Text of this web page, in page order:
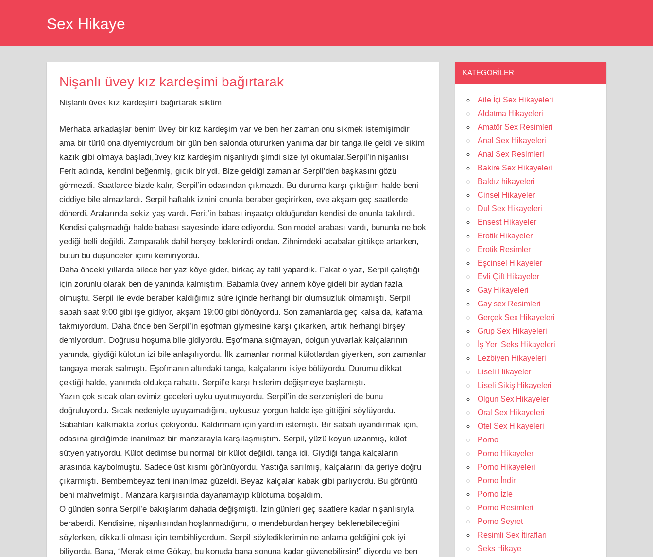
Sex Hikaye
Nişanlı üvey kız kardeşimi bağırtarak
Nişlanlı üvek kız kardeşimi bağırtarak siktim
Merhaba arkadaşlar benim üvey bir kız kardeşim var ve ben her zaman onu sikmek istemişimdir
ama bir türlü ona diyemiyordum bir gün ben salonda otururken yanıma dar bir tanga ile geldi ve sikim
kazık gibi olmaya başladı,üvey kız kardeşim nişanlıydı şimdi size iyi okumalar.Serpil’in nişanlısı
Ferit adında, kendini beğenmiş, gıcık biriydi. Bize geldiği zamanlar Serpil’den başkasını gözü
görmezdi. Saatlarce bizde kalır, Serpil’in odasından çıkmazdı. Bu duruma karşı çıktığım halde beni
ciddiye bile almazlardı. Serpil haftalık iznini onunla beraber geçirirken, eve akşam geç saatlerde
dönerdi. Aralarında sekiz yaş vardı. Ferit’in babası inşaatçı olduğundan kendisi de onunla takılırdı.
Kendisi çalışmadığı halde babası sayesinde idare ediyordu. Son model arabası vardı, bununla ne bok
yediği belli değildi. Zamparalık dahil herşey beklenirdi ondan. Zihnimdeki acabalar gittikçe artarken,
bütün bu düşünceler içimi kemiriyordu.
Daha önceki yıllarda ailece her yaz köye gider, birkaç ay tatil yapardık. Fakat o yaz, Serpil çalıştığı
için zorunlu olarak ben de yanında kalmıştım. Babamla üvey annem köye gideli bir aydan fazla
olmuştu. Serpil ile evde beraber kaldığımız süre içinde herhangi bir olumsuzluk olmamıştı. Serpil
sabah saat 9:00 gibi işe gidiyor, akşam 19:00 gibi dönüyordu. Son zamanlarda geç kalsa da, kafama
takmıyordum. Daha önce ben Serpil’in eşofman giymesine karşı çıkarken, artık herhangi birşey
demiyordum. Doğrusu hoşuma bile gidiyordu. Eşofmana sığmayan, dolgun yuvarlak kalçalarının
yanında, giydiği külotun izi bile anlaşılıyordu. İlk zamanlar normal külotlardan giyerken, son zamanlar
tangaya merak salmıştı. Eşofmanın altındaki tanga, kalçalarını ikiye bölüyordu. Durumu dikkat
çektiği halde, yanımda oldukça rahattı. Serpil’e karşı hislerim değişmeye başlamıştı.
Yazın çok sıcak olan evimiz geceleri uyku uyutmuyordu. Serpil’in de serzenişleri de bunu
doğruluyordu. Sıcak nedeniyle uyuyamadığını, uykusuz yorgun halde işe gittiğini söylüyordu.
Sabahları kalkmakta zorluk çekiyordu. Kaldırmam için yardım istemişti. Bir sabah uyandırmak için,
odasına girdiğimde inanılmaz bir manzarayla karşılaşmıştım. Serpil, yüzü koyun uzanmış, külot
sütyen yatıyordu. Külot dedimse bu normal bir külot değildi, tanga idi. Giydiği tanga kalçaların
arasında kaybolmuştu. Sadece üst kısmı görünüyordu. Yastığa sarılmış, kalçalarını da geriye doğru
çıkarmıştı. Bembembeyaz teni inanılmaz güzeldi. Beyaz kalçalar kabak gibi parlıyordu. Bu görüntü
beni mahvetmişti. Manzara karşısında dayanamayıp külotuma boşaldım.
O günden sonra Serpil’e bakışlarım dahada değişmişti. İzin günleri geç saatlere kadar nişanlısıyla
beraberdi. Kendisine, nişanlısından hoşlanmadığımı, o mendeburdan herşey beklenebileceğini
söylerken, dikkatli olması için tembihliyordum. Serpil söylediklerimin ne anlama geldiğini çok iyi
biliyordu. Bana, “Merak etme Gökay, bu konuda bana sonuna kadar güvenebilirsin!” diyordu ve ben
KATEGORILER
Aile İçi Sex Hikayeleri
Aldatma Hikayeleri
Amatör Sex Resimleri
Anal Sex Hikayeleri
Anal Sex Resimleri
Bakire Sex Hikayeleri
Baldız hikayeleri
Cinsel Hikayeler
Dul Sex Hikayeleri
Ensest Hikayeler
Erotik Hikayeler
Erotik Resimler
Eşcinsel Hikayeler
Evli Çift Hikayeler
Gay Hikayeleri
Gay sex Resimleri
Gerçek Sex Hikayeleri
Grup Sex Hikayeleri
İş Yeri Seks Hikayeleri
Lezbiyen Hikayeleri
Liseli Hikayeler
Liseli Sikiş Hikayeleri
Olgun Sex Hikayeleri
Oral Sex Hikayeleri
Otel Sex Hikayeleri
Porno
Porno Hikayeler
Porno Hikayeleri
Porno İndir
Porno İzle
Porno Resimleri
Porno Seyret
Resimli Sex İtirafları
Seks Hikaye